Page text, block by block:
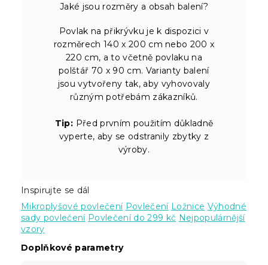
Jaké jsou rozměry a obsah balení?
Povlak na přikrývku je k dispozici v
rozměrech 140 x 200 cm nebo 200 x
220 cm, a to včetně povlaku na
polštář 70 x 90 cm. Varianty balení
jsou vytvořeny tak, aby vyhovovaly
různým potřebám zákazníků.
Tip: Před prvním použitím důkladně
vyperte, aby se odstranily zbytky z
výroby.
Inspirujte se dál
Mikroplyšové povlečení Povlečení Ložnice Výhodné
sady povlečení Povlečení do 299 kč Nejpopulárnější
vzory
Doplňkové parametry